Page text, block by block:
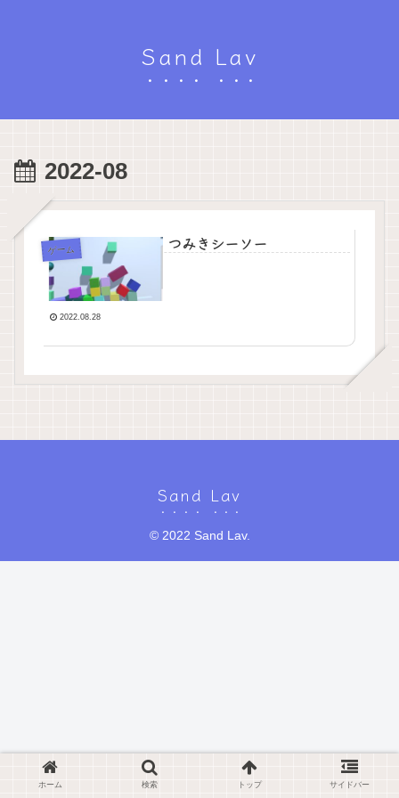
Sand Lav
2022-08
ゲーム つみきシーソー
2022.08.28
Sand Lav
© 2022 Sand Lav.
ホーム 検索 トップ サイドバー